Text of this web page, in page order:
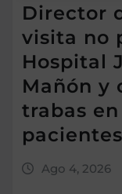
Director
visita no
Hospital
Mañón y
trabas
pacientes
Ago 4, 2026